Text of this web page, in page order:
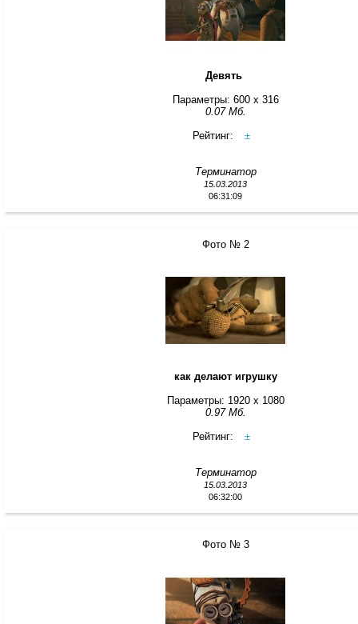
Девять
Параметры: 600 x 316
0.07 Мб.
Рейтинг:
±
Терминатор
15.03.2013
06:31:09
Фото № 2
как делают игрушку
Параметры: 1920 x 1080
0.97 Мб.
Рейтинг:
±
Терминатор
15.03.2013
06:32:00
Фото № 3